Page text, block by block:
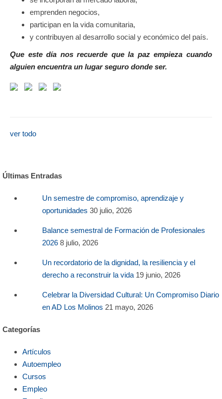
emprenden negocios,
participan en la vida comunitaria,
y contribuyen al desarrollo social y económico del país.
Que este día nos recuerde que la paz empieza cuando
alguien encuentra un lugar seguro donde ser.
ver todo
Últimas Entradas
Un semestre de compromiso, aprendizaje y
oportunidades 30 julio, 2026
Balance semestral de Formación de Profesionales
2026 8 julio, 2026
Un recordatorio de la dignidad, la resiliencia y el
derecho a reconstruir la vida 19 junio, 2026
Celebrar la Diversidad Cultural: Un Compromiso Diario
en AD Los Molinos 21 mayo, 2026
Categorías
Artículos
Autoempleo
Cursos
Empleo